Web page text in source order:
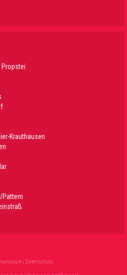
Propstei
Krauthausen
Pattern
Datenschutz